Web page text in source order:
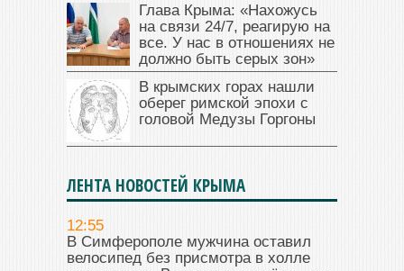
Глава Крыма: «Нахожусь
на связи 24/7, реагирую на
все. У нас в отношениях не
должно быть серых зон»
В крымских горах нашли
оберег римской эпохи с
головой Медузы Горгоны
ЛЕНТА НОВОСТЕЙ КРЫМА
12:55
В Симферополе мужчина оставил
велосипед без присмотра в холле